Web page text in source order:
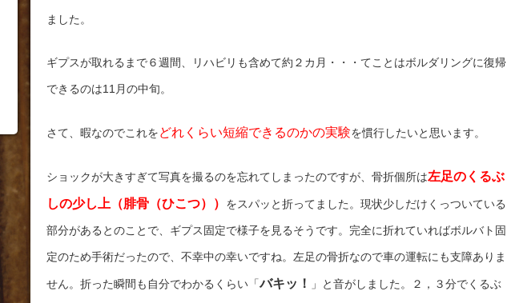
ました。
ギプスが取れるまで６週間、リハビリも含めて約２カ月・・・てことはボルダリングに復帰
できるのは11月の中旬。
さて、暇なのでこれをどれくらい短縮できるのかの実験を慣行したいと思います。
ショックが大きすぎて写真を撮るのを忘れてしまったのですが、骨折個所は左足のくるぶ
しの少し上（腓骨（ひこつ）） をスパッと折ってました。現状少しだけくっついている
部分があるとのことで、ギプス固定で様子を見るそうです。完全に折れていればボルバト固
定のため手術だったので、不幸中の幸いですね。左足の骨折なので車の運転にも支障ありま
せん。折った瞬間も自分でわかるくらい「バキッ！ 」と音がしました。２，３分でくるぶ